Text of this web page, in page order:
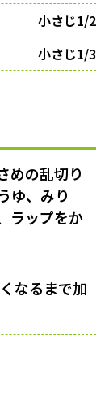
小さじ1/2
小さじ1/3
めの乱切り
ゆ、みり
ラップをか
なるまで加